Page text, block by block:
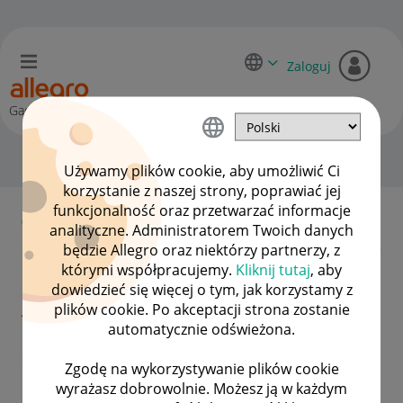
Używamy plików cookie, aby umożliwić Ci
korzystanie z naszej strony, poprawiać jej
funkcjonalność oraz przetwarzać informacje
analityczne. Administratorem Twoich danych
będzie Allegro oraz niektórzy partnerzy, z
którymi współpracujemy. Kliknij tutaj, aby
dowiedzieć się więcej o tym, jak korzystamy z
plików cookie. Po akceptacji strona zostanie
automatycznie odświeżona.
Zgodę na wykorzystywanie plików cookie
wyrażasz dobrowolnie. Możesz ją w każdym
Gadane
Zaloguj
Zgłoś swój pomysł!
0 Komentarze
Przywrócenie starego dobrego
Allegro
#1 Nowicjusz